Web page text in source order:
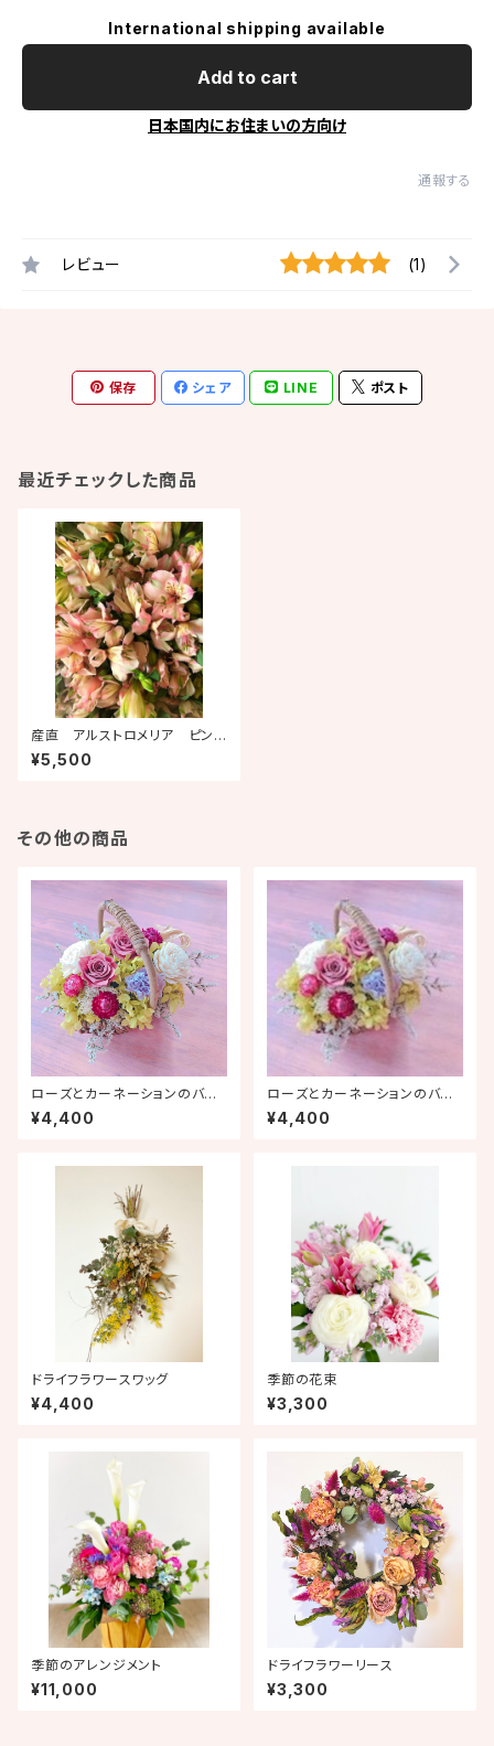
International shipping available
Add to cart
日本国内にお住まいの方向け
通報する
レビュー (1)
保存 シェア LINE ポスト
最近チェックした商品
産直 アルストロメリア ピンク
系 信州原村産
¥5,500
その他の商品
ローズとカーネーションのバス
ケットアレンジ
¥4,400
ローズとカーネーションのバス
ケットアレンジ
¥4,400
ドライフラワースワッグ
¥4,400
季節の花束
¥3,300
季節のアレンジメント
¥11,000
ドライフラワーリース
¥3,300